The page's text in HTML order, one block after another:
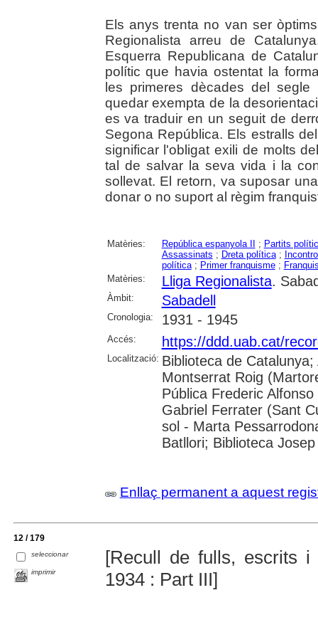
Els anys trenta no van ser
Regionalista arreu de
Esquerra Republicana de
polític que havia ostentat la
les primeres dècades del
quedar exempta de la
es va traduir en un seguit de
Segona República. Els estralls
significar l'obligat exili de molts
tal de salvar la seva vida i la
sollevat. El retorn, va suposar
donar o no suport al règim
Matèries: República espanyola II ; Partits
Assassinats ; Dreta política;
política; Primer franquisme;
Matèries:
Lliga Regionalista.
Àmbit: Sabadell
Cronologia: 1931 - 1945
Accés: https://ddd.uab.cat/
Localització: Biblioteca de
Montserrat Roig
Pública Frederic
Gabriel Ferrater (Sant
sol - Marta
Batllori; Biblioteca
Enllaç permanent a aquest
12 / 179
seleccionar
imprimir
[Recull de fulls, escrits i
1934 : Part III]